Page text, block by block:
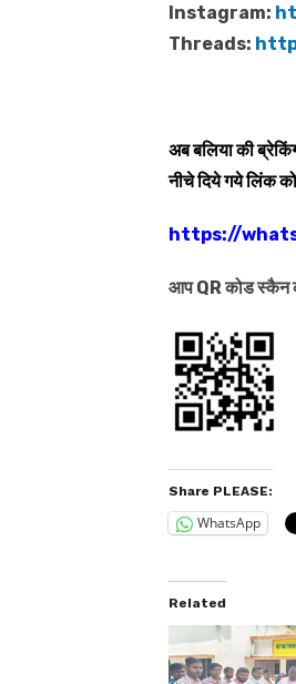
Instagram:
Threads:
अब बलिया की
नीचे दिये गये लिंक
https://
आप QR कोड स्कैन
Share PLEASE:
WhatsApp
Related